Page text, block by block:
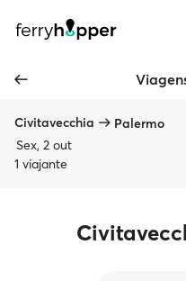
Civitavecchia
Palermo
Sex, 2 out
1 viajante